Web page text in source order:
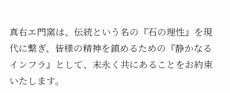
真右エ門窯は、伝統という名の『石の理性』を現
代に繋ぎ、皆様の精神を鎮めるための『静かなる
インフラ』として、末永く共にあることをお約束
いたします。